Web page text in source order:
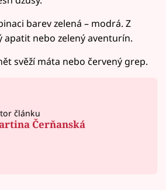
barev zelená – modrá. Z
nebo zelený aventurín.
svěží máta nebo červený grep.
článku
Čerňanská